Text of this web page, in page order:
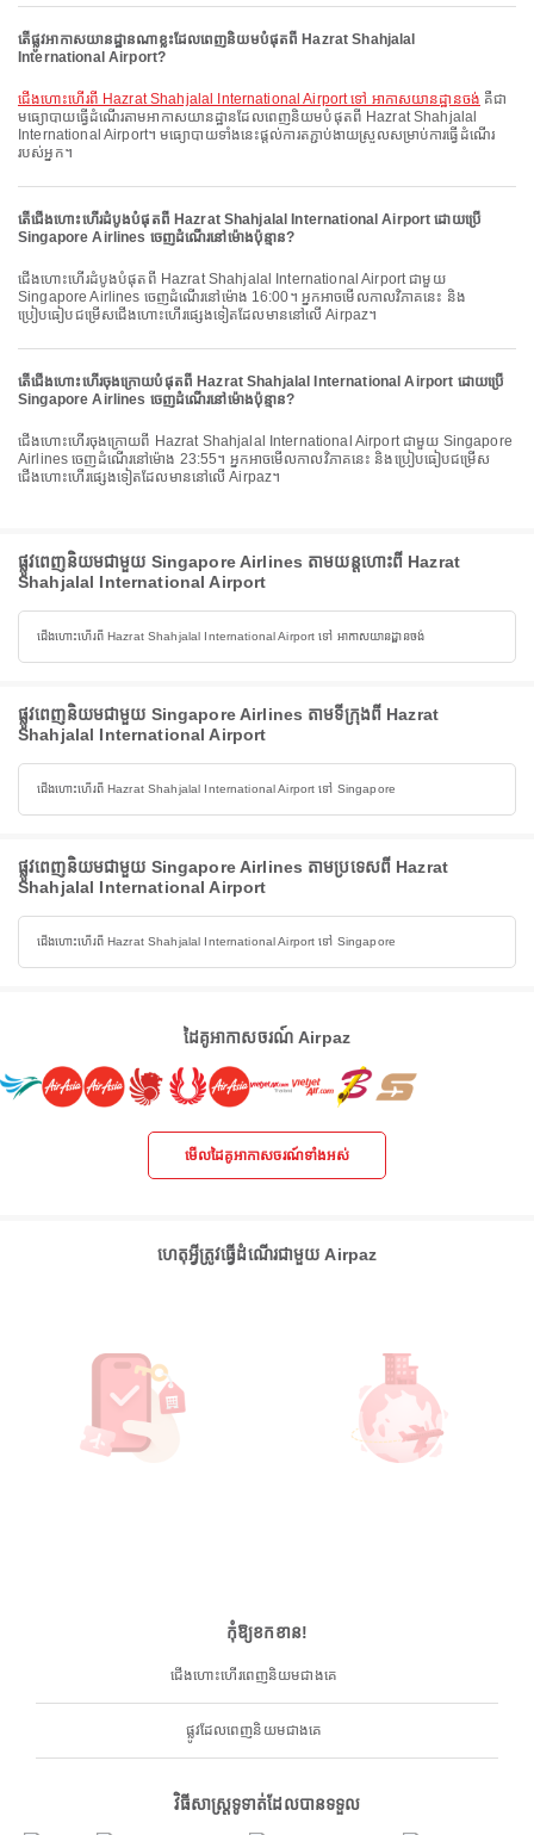
តើផ្លូវអាកាសយានដ្ឋានណាខ្លះដែលពេញនិយមបំផុតពី Hazrat Shahjalal
International Airport?
ជើងហោះហើរពី Hazrat Shahjalal International Airport ទៅ អាកាសយានដ្ឋានចង់ គឺជា
មធ្យោបាយធ្វើដំណើរតាមអាកាសយានដ្ឋានដែលពេញនិយមបំផុតពី Hazrat Shahjalal
International Airport។ មធ្យោបាយទាំងនេះផ្តល់ការតភ្ជាប់ងាយស្រួលសម្រាប់ការធ្វើដំណើរ
របស់អ្នក។
តើជើងហោះហើរដំបូងបំផុតពី Hazrat Shahjalal International Airport ដោយប្រើ
Singapore Airlines ចេញដំណើរនៅម៉ោងប៉ុន្មាន?
ជើងហោះហើរដំបូងបំផុតពី Hazrat Shahjalal International Airport ជាមួយ
Singapore Airlines ចេញដំណើរនៅម៉ោង 16:00។ អ្នកអាចមើលកាលវិភាគនេះ និង
ប្រៀបធៀបជម្រើសជើងហោះហើរផ្សេងទៀតដែលមាននៅលើ Airpaz។
តើជើងហោះហើរចុងក្រោយបំផុតពី Hazrat Shahjalal International Airport ដោយប្រើ
Singapore Airlines ចេញដំណើរនៅម៉ោងប៉ុន្មាន?
ជើងហោះហើរចុងក្រោយពី Hazrat Shahjalal International Airport ជាមួយ Singapore
Airlines ចេញដំណើរនៅម៉ោង 23:55។ អ្នកអាចមើលកាលវិភាគនេះ និងប្រៀបធៀបជម្រើស
ជើងហោះហើរផ្សេងទៀតដែលមាននៅលើ Airpaz។
ផ្លូវពេញនិយមជាមួយ Singapore Airlines តាមយន្តហោះពី Hazrat
Shahjalal International Airport
ជើងហោះហើរពី Hazrat Shahjalal International Airport ទៅ អាកាសយានដ្ឋានចង់
ផ្លូវពេញនិយមជាមួយ Singapore Airlines តាមទីក្រុងពី Hazrat
Shahjalal International Airport
ជើងហោះហើរពី Hazrat Shahjalal International Airport ទៅ Singapore
ផ្លូវពេញនិយមជាមួយ Singapore Airlines តាមប្រទេសពី Hazrat
Shahjalal International Airport
ជើងហោះហើរពី Hazrat Shahjalal International Airport ទៅ Singapore
ដៃគូអាកាសចរណ៍ Airpaz
មើលដៃគូអាកាសចរណ៍ទាំងអស់
ហេតុអ្វីត្រូវធ្វើដំណើរជាមួយ Airpaz
កុំឱ្យខកខាន!
ជើងហោះហើរពេញនិយមជាងគេ
ផ្លូវដែលពេញនិយមជាងគេ
វិធីសាស្ត្រទូទាត់ដែលបានទទួល